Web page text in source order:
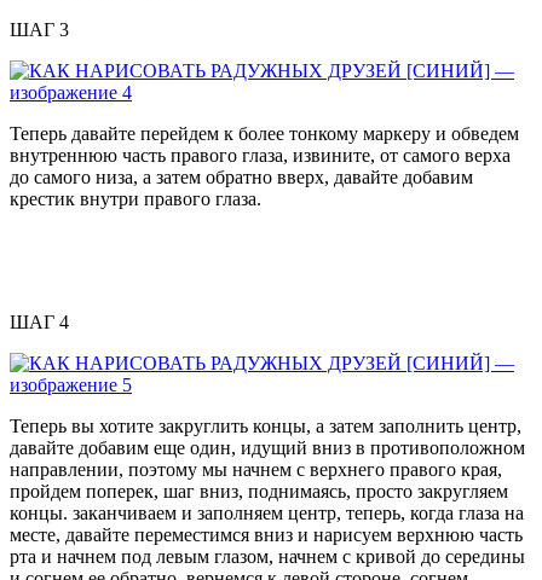
ШАГ 3
Теперь давайте перейдем к более тонкому маркеру и обведем
внутреннюю часть правого глаза, извините, от самого верха
до самого низа, а затем обратно вверх, давайте добавим
крестик внутри правого глаза.
ШАГ 4
Теперь вы хотите закруглить концы, а затем заполнить центр,
давайте добавим еще один, идущий вниз в противоположном
направлении, поэтому мы начнем с верхнего правого края,
пройдем поперек, шаг вниз, поднимаясь, просто закругляем
концы. заканчиваем и заполняем центр, теперь, когда глаза на
месте, давайте переместимся вниз и нарисуем верхнюю часть
рта и начнем под левым глазом, начнем с кривой до середины